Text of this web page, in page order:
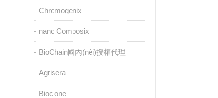
Chromogenix
nano Composix
BioChain國內(nèi)授權代理
Agrisera
Bioclone